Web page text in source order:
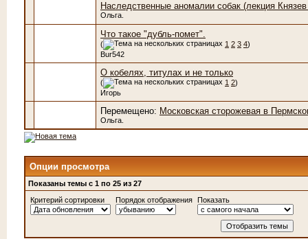
Наследственные аномалии собак (лекция
Ольга.
Что такое "дубль-помет".
( 1 2 3 4)
Bur542
О кобелях, титулах и не только
( 1 2)
Игорь
Перемещено: Московская сторожевая в
Ольга.
Опции просмотра
Показаны темы с 1 по 25 из 27
Критерий сортировки
Порядок отображения Показать